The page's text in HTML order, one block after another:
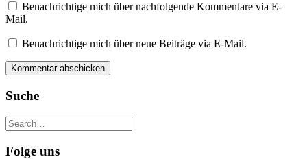
Benachrichtige mich über nachfolgende Kommentare via E-
Mail.
Benachrichtige mich über neue Beiträge via E-Mail.
Suche
Folge uns